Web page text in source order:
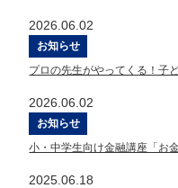
2026.06.02
お知らせ
プロの先生がやってくる！子
2026.06.02
お知らせ
小・中学生向け金融講座「お
2025.06.18